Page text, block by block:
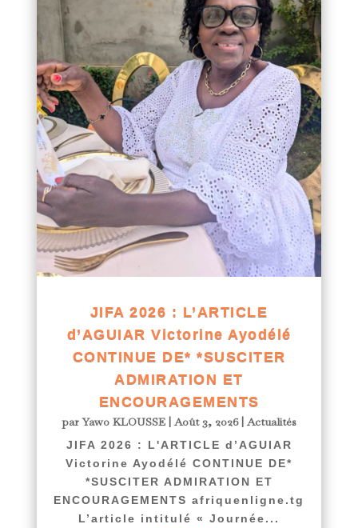
JIFA 2026 : L’ARTICLE
d’AGUIAR Victorine Ayodélé
CONTINUE DE* *SUSCITER
ADMIRATION ET
ENCOURAGEMENTS
parYawo KLOUSSE|Août 3, 2026|Actualités
JIFA 2026 : L'ARTICLE d’AGUIAR
Victorine Ayodélé CONTINUE DE*
*SUSCITER ADMIRATION ET
ENCOURAGEMENTS afriquenligne.tg
L’article intitulé « Journée...